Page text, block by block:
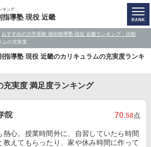
キング
指導塾 現役 近畿
おすすめの大学受験 個別指導塾 現役 近畿ランキング・比較
ムの充実度
指導塾 現役 近畿のカリキュラムの充実度ランキ
充実度 満足度ランキング
院 70.58点
熱心。授業時間外に、自習していたら時間
教えてもらったり、家や休み時間に作って